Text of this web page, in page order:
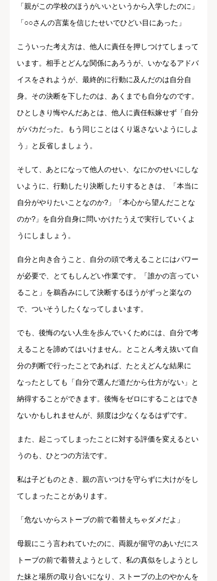
「親がこの学校のほうがいいというから入学したのに」
「○○さんの言葉を信じたせいでひどい目にあった」
こういった考え方は、他人に責任を押しつけてしまって
います。相手とどんな関係にあろうが、いかなるアドバ
イスをされようが、最終的に行動に及んだのは自分自
身。その決断を下したのは、あくまでも自分なのです。
ひとしきり悔やんだあとは、他人に責任転嫁せず「自分
がバカだった。もう同じことはくり返さないようにしよ
う」と反省しましょう。
そして、あとになって他人のせい、なにかのせいにしな
いように、行動したり決断したりするときは、「本当に
自分がやりたいことなのか?」「本心から望んだことな
のか?」を自分自身に問いかけたうえで実行していくよ
うにしましょう。
自分と向き合うこと、自分の頭で考えることにはパワー
が必要で、とてもしんどい作業です。「誰かの言ってい
ること」を鵜呑みにして決断するほうがずっと楽なの
で、ついそうしたくなってしまいます。
でも、後悔のない人生を歩んでいくためには、自分で考
えることを諦めてはいけません。とことん考え抜いて自
分の判断で行ったことであれば、たとえどんな結果に
なったとしても「自分で選んだ道だから仕方がない」と
納得することができます。後悔をゼロにすることはでき
ないかもしれませんが、頻度は少なくなるはずです。
また、起こってしまったことに対する評価を変えるとい
うのも、ひとつの方法です。
私は子どものとき、親の言いつけを守らずに大けがをし
てしまったことがあります。
「危ないからストーブの前で着替えちゃダメだよ」
母親にこう言われていたのに、両親が留守のあいだにス
トーブの前で着替えようとして、私の真似をしようとし
た妹と場所の取り合いになり、ストーブの上のやかんを